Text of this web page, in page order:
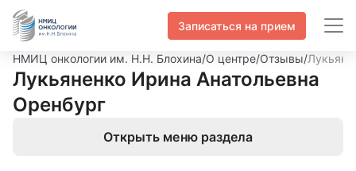
Записаться на прием
НМИЦ онкологии им. Н.Н. Блохина/О центре/Отзывы/
Лукьяненко Ирина Анатольевна
Оренбург
Открыть меню раздела